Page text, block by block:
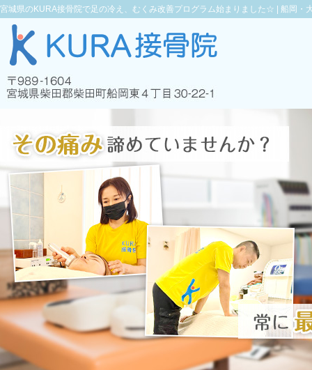
宮城県のKURA接骨院で足の冷え、むくみ改善プログラム始まりました☆ | 船岡・